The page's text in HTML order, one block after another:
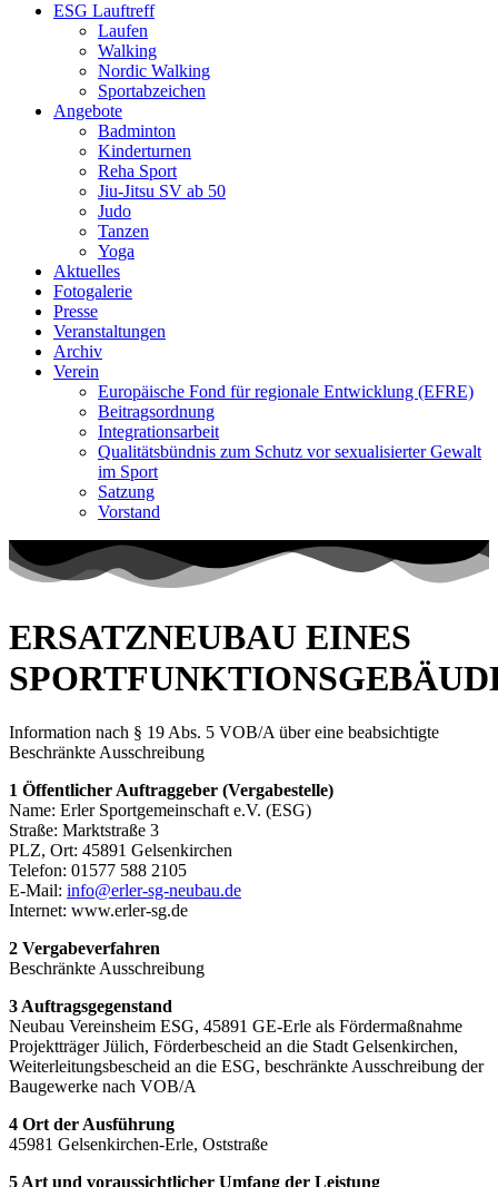
ESG Lauftreff
Laufen
Walking
Nordic Walking
Sportabzeichen
Angebote
Badminton
Kinderturnen
Reha Sport
Jiu-Jitsu SV ab 50
Judo
Tanzen
Yoga
Aktuelles
Fotogalerie
Presse
Veranstaltungen
Archiv
Verein
Europäische Fond für regionale Entwicklung (EFRE)
Beitragsordnung
Integrationsarbeit
Qualitätsbündnis zum Schutz vor sexualisierter Gewalt
im Sport
Satzung
Vorstand
ERSATZNEUBAU EINES
Information nach § 19 Abs. 5 VOB/A über eine beabsichtigte
Beschränkte Ausschreibung
1 Öffentlicher Auftraggeber (Vergabestelle)
Name: Erler Sportgemeinschaft e.V. (ESG)
Straße: Marktstraße 3
PLZ, Ort: 45891 Gelsenkirchen
Telefon: 01577 588 2105
E-Mail: info@erler-sg-neubau.de
Internet: www.erler-sg.de
2 Vergabeverfahren
Beschränkte Ausschreibung
3 Auftragsgegenstand
Neubau Vereinsheim ESG, 45891 GE-Erle als Fördermaßnahme
Projektträger Jülich, Förderbescheid an die Stadt Gelsenkirchen,
Weiterleitungsbescheid an die ESG, beschränkte Ausschreibung der
Baugewerke nach VOB/A
4 Ort der Ausführung
45981 Gelsenkirchen-Erle, Oststraße
5 Art und voraussichtlicher Umfang der Leistung